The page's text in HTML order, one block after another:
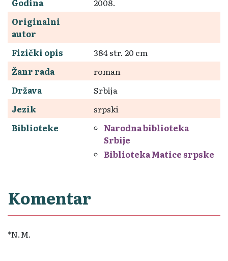
Godina
2008.
Originalni
autor
Fizički opis
384 str. 20 cm
Žanr rada
roman
Država
Srbija
Jezik
srpski
Biblioteke
Narodna biblioteka
Srbije
Biblioteka Matice srpske
Komentar
*N.M.